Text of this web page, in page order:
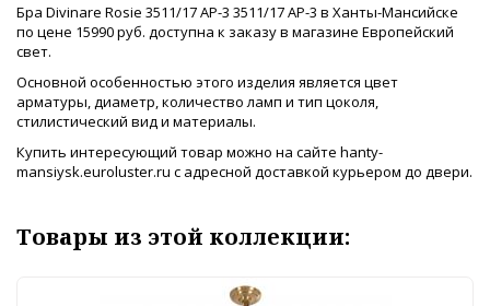
Бра Divinare Rosie 3511/17 AP-3 3511/17 AP-3 в Ханты-Мансийске
по цене 15990 руб. доступна к заказу в магазине Европейский
свет.
Основной особенностью этого изделия является цвет
арматуры, диаметр, количество ламп и тип цоколя,
стилистический вид и материалы.
Купить интересующий товар можно на сайте hanty-
mansiysk.euroluster.ru с адресной доставкой курьером до двери.
Товары из этой коллекции: